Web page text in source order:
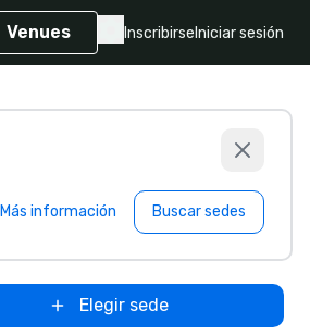
Venues Inscribirse Iniciar sesión
Más información Buscar sedes
Elegir sede